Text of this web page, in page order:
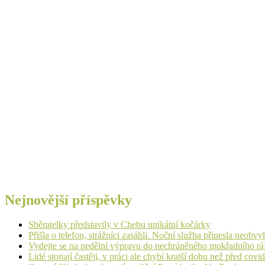
Nejnovější příspěvky
Sběratelky představily v Chebu unikátní kočárky
Přišla o telefon, strážníci zasáhli. Noční služba přinesla
Vydejte se na nedělní výpravu do nechráněného mokřadního
Lidé stonají častěji, v práci ale chybí kratší dobu než před